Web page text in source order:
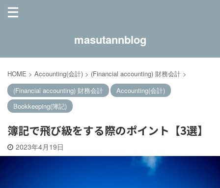
masutannblog
HOME > Accounting(会計) > (Financial accounting) 財務会計 >
(Financial accounting) 財務会計
Accounting(会計)
Bookkeeping(簿記)
簿記で飛び級をする際のポイント【3選】
2023年4月19日